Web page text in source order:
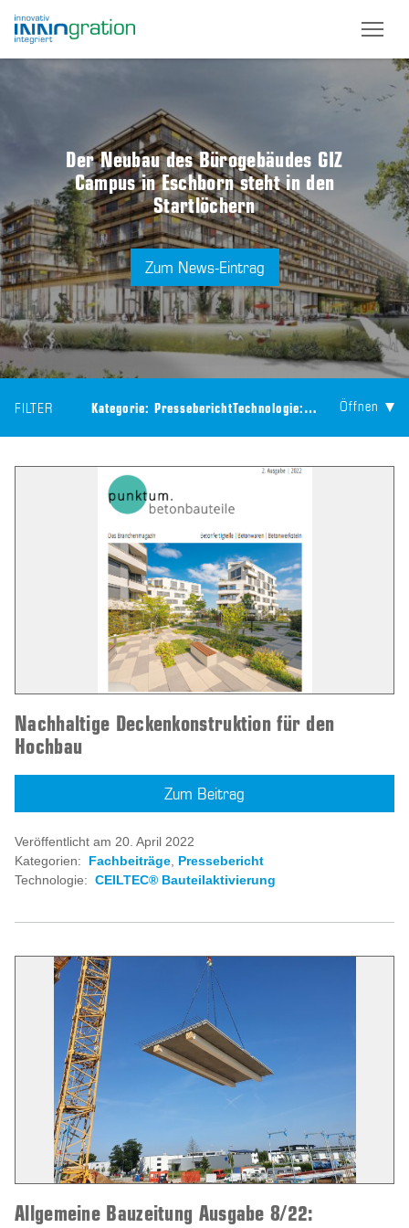
Der Neubau des Bürogebäudes GIZ
Campus in Eschborn steht in den
Startlöchern
Zum News-Eintrag
FILTER Kategorie: Pressebericht Technologie: CEILTEC®
Öffnen
Nachhaltige Deckenkonstruktion für den
Hochbau
Zum Beitrag
Veröffentlicht am 20. April 2022
Kategorien:
Fachbeiträge, Pressebericht
Technologie: CEILTEC® Bauteilaktivierung
Allgemeine Bauzeitung Ausgabe 8/22: